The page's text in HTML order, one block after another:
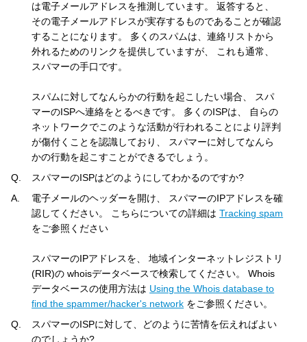
は電子メールアドレスを推測しています。 返答すると、
その電子メールアドレスが実存するものであることが確認
することになります。 多くのスパムは、連絡リストから
外れるためのリンクを提供していますが、 これも通常、
スパマーの手口です。
スパムに対してなんらかの行動を起こしたい場合、 スパ
マーのISPへ連絡をとるべきです。 多くのISPは、 自らの
ネットワークでこのような活動が行われることにより評判
が傷付くことを認識しており、 スパマーに対してなんら
かの行動を起こすことができるでしょう。
Q.
スパマーのISPはどのようにしてわかるのですか?
A.
電子メールのヘッダーを開け、 スパマーのIPアドレスを確
認してください。 こちらについての詳細はTracking spam
をご参照ください
スパマーのIPアドレスを、 地域インターネットレジストリ
(RIR)の whoisデータベースで検索してください。 Whois
データベースの使用方法は Using the Whois database to
find the spammer/hacker's network をご参照ください。
Q.
スパマーのISPに対して、どのように苦情を伝えればよい
のでしょうか?